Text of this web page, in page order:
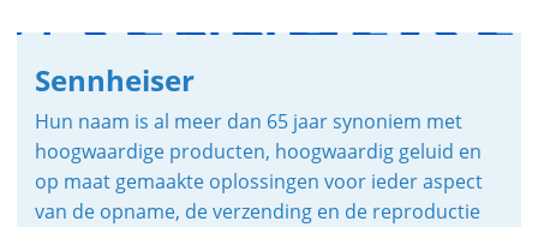
Sennheiser
Hun naam is al meer dan 65 jaar synoniem met
hoogwaardige producten, hoogwaardig geluid en
op maat gemaakte oplossingen voor ieder aspect
van de opname, de verzending en de reproductie